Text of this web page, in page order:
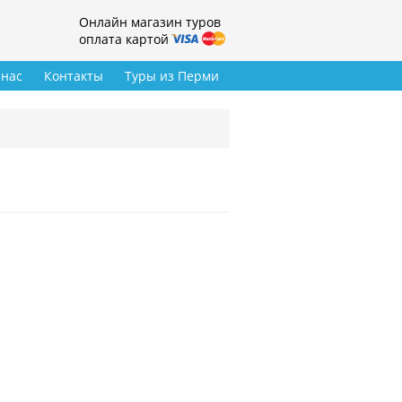
Онлайн магазин туров
оплата картой
Туры из Перми
Контакты